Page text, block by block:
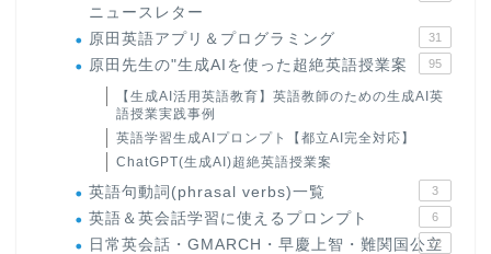
ニュースレター
原田英語アプリ＆プログラミング
31
原田先生の"生成AIを使った超絶英語授業案 95
【生成AI活用英語教育】英語教師のための生成AI英
語授業実践事例
英語学習生成AIプロンプト【都立AI完全対応】
ChatGPT(生成AI)超絶英語授業案
英語句動詞(phrasal verbs)一覧 3
英語＆英会話学習に使えるプロンプト 6
日常英会話・GMARCH・早慶上智・難関国公立
22